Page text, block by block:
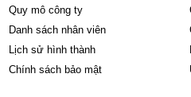
Quy mô công ty
Danh sách nhân viên
Lịch sử hình thành
Chính sách bảo mật